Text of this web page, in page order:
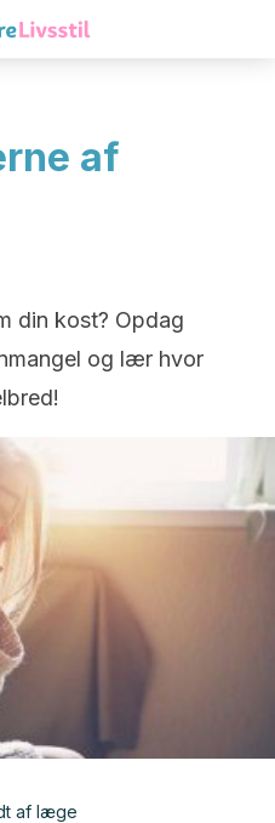
af
din kost? Opdag
og lær hvor
af læge